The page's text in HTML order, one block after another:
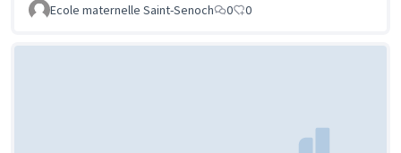
Ecole maternelle Saint-Senoch
0 0